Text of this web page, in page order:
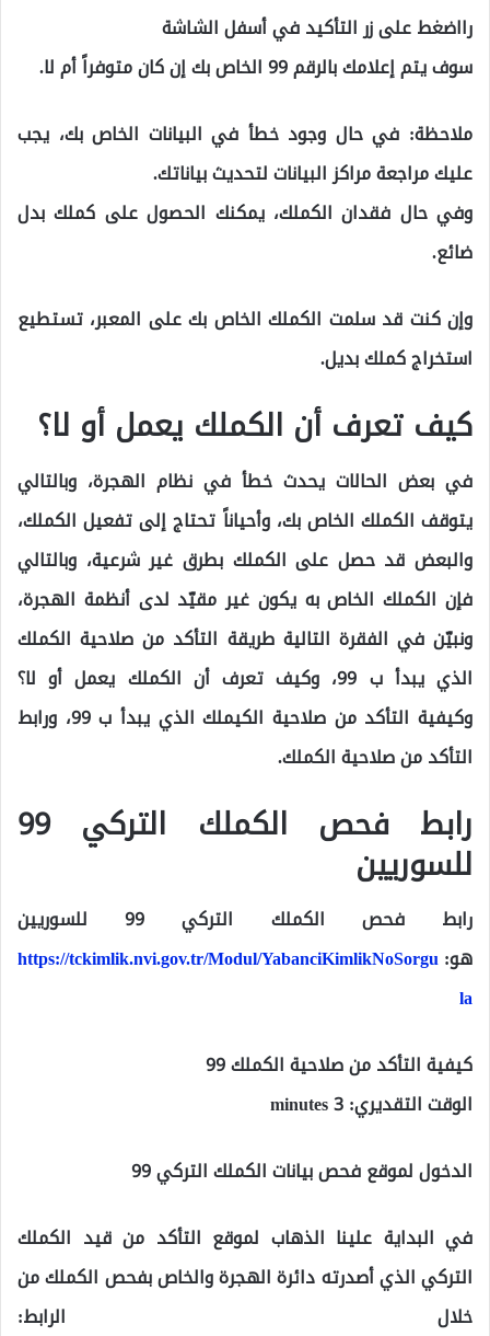
رااضغط على زر التأكيد في أسفل الشاشة
سوف يتم إعلامك بالرقم 99 الخاص بك إن كان متوفراً أم لا.
ملاحظة: في حال وجود خطأ في البيانات الخاص بك، يجب
عليك مراجعة مراكز البيانات لتحديث بياناتك.
وفي حال فقدان الكملك، يمكنك الحصول على كملك بدل
ضائع.
وإن كنت قد سلمت الكملك الخاص بك على المعبر، تستطيع
استخراج كملك بديل.
كيف تعرف أن الكملك يعمل أو لا؟
في بعض الحالات يحدث خطأ في نظام الهجرة، وبالتالي
يتوقف الكملك الخاص بك، وأحياناً تحتاج إلى تفعيل الكملك،
والبعض قد حصل على الكملك بطرق غير شرعية، وبالتالي
فإن الكملك الخاص به يكون غير مقيّد لدى أنظمة الهجرة،
ونبيّن في الفقرة التالية طريقة التأكد من صلاحية الكملك
الذي يبدأ ب 99، وكيف تعرف أن الكملك يعمل أو لا؟
وكيفية التأكد من صلاحية الكيملك الذي يبدأ ب 99، ورابط
التأكد من صلاحية الكملك.
رابط فحص الكملك التركي 99
للسوريين
رابط فحص الكملك التركي 99 للسوريين
هو:https://tckimlik.nvi.gov.tr/Modul/YabanciKimlikNoSorgu
la
كيفية التأكد من صلاحية الكملك 99
الوقت التقديري:
الدخول لموقع فحص بيانات الكملك التركي 99
في البداية علينا الذهاب لموقع التأكد من قيد الكملك
التركي الذي أصدرته دائرة الهجرة والخاص بفحص الكملك من
خلال الرابط: